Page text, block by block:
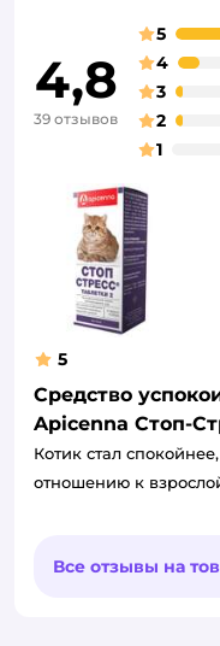
4,8
39 отзывов
5
4
3
2
1
5
Средство
Apicenna Стоп-
Котик стал
отношению к
Все отзывы на